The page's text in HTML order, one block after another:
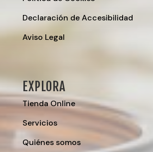
Declaración de Accesibilidad
Aviso Legal
EXPLORA
Tienda Online
Servicios
Quiénes somos